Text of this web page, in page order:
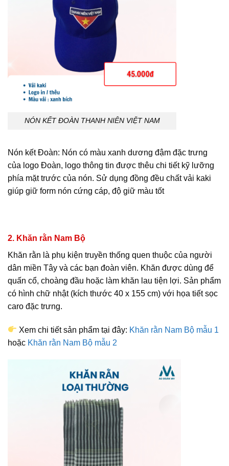
NÓN KẾT ĐOÀN THANH NIÊN VIỆT NAM
Nón kết Đoàn: Nón có màu xanh dương đậm đặc trưng
của logo Đoàn, logo thông tin được thêu chi tiết kỹ lưỡng
phía mặt trước của nón. Sử dụng đồng đều chất vải kaki
giúp giữ form nón cứng cáp, độ giữ màu tốt
2. Khăn rằn Nam Bộ
Khăn rằn là phụ kiện truyền thống quen thuộc của người
dân miền Tây và các bạn đoàn viên. Khăn được dùng để
quấn cổ, choàng đầu hoặc làm khăn lau tiện lợi. Sản phẩm
có hình chữ nhật (kích thước 40 x 155 cm) với họa tiết sọc
caro đặc trưng.
Xem chi tiết sản phẩm tại đây: Khăn rằn Nam Bộ mẫu 1
hoặc Khăn rằn Nam Bộ mẫu 2